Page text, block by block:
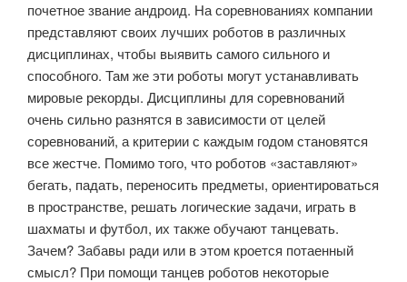
почетное звание андроид. На соревнованиях компании
представляют своих лучших роботов в различных
дисциплинах, чтобы выявить самого сильного и
способного. Там же эти роботы могут устанавливать
мировые рекорды. Дисциплины для соревнований
очень сильно разнятся в зависимости от целей
соревнований, а критерии с каждым годом становятся
все жестче. Помимо того, что роботов «заставляют»
бегать, падать, переносить предметы, ориентироваться
в пространстве, решать логические задачи, играть в
шахматы и футбол, их также обучают танцевать.
Зачем? Забавы ради или в этом кроется потаенный
смысл? При помощи танцев роботов некоторые